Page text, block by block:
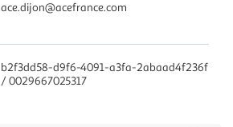
ace.dijon@acefrance.com
b2f3dd58-d9f6-4091-a3fa-2abaad4f236f
/ 0029667025317